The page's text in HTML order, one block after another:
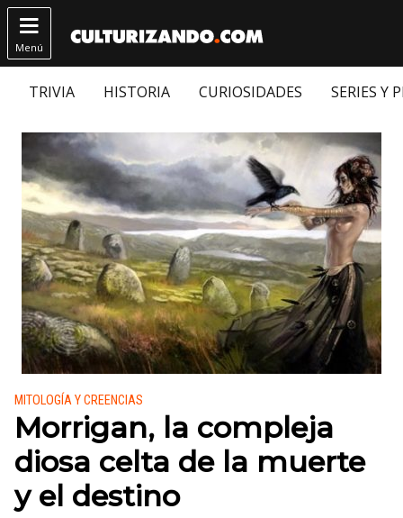

Menú
TRIVIA HISTORIA CURIOSIDADES SERIES Y
Publicado en:
MITOLOGÍA Y CREENCIAS
Morrigan, la compleja
diosa celta de la muerte
y el destino